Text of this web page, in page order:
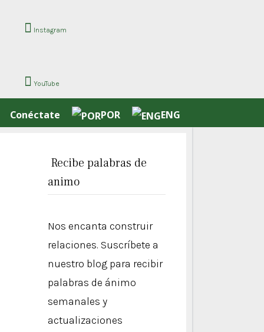
Instagram
YouTube
Conéctate POR ENG
Recibe palabras de
animo
Nos encanta construir
relaciones. Suscríbete a
nuestro blog para recibir
palabras de ánimo
semanales y
actualizaciones